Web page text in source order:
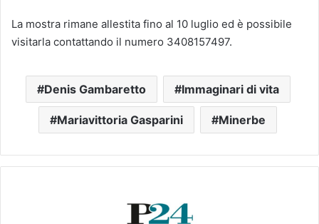
La mostra rimane allestita fino al 10 luglio ed è possibile
visitarla contattando il numero 3408157497.
Denis Gambaretto Immaginari di vita
Mariavittoria Gasparini Minerbe